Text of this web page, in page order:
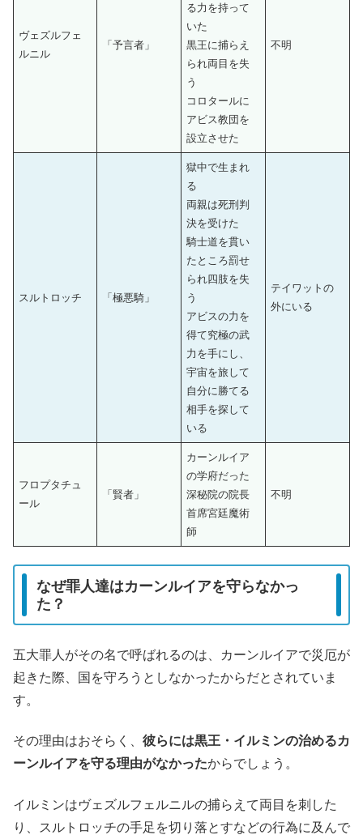
ヴェズルフェ
ルニル
「予言者」
る力を持って
いた
黒王に捕らえ
られ両目を失
う
コロタールに
アビス教団を
設立させた
不明
スルトロッチ 「極悪騎」
獄中で生まれ
る
両親は死刑判
決を受けた
騎士道を貫い
たところ罰せ
られ四肢を失
う
アビスの力を
得て究極の武
力を手にし、
宇宙を旅して
自分に勝てる
相手を探して
いる
テイワットの
外にいる
フロプタチュ
ール
「賢者」
カーンルイア
の学府だった
深秘院の院長
首席宮廷魔術
師
不明
なぜ罪人達はカーンルイアを守らなかっ
た？
五大罪人がその名で呼ばれるのは、カーンルイアで災厄が
起きた際、国を守ろうとしなかったからだとされていま
す。
その理由はおそらく、 彼らには黒王・イルミンの治めるカ
ーンルイアを守る理由がなかったからでしょう。
イルミンはヴェズルフェルニルの捕らえて両目を刺した
り、スルトロッチの手足を切り落とすなどの行為に及んで